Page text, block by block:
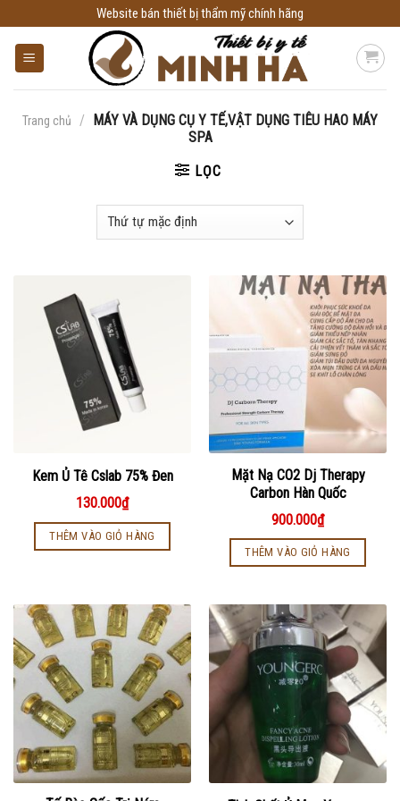
to
content
Website bán thiết bị thẩm mỹ chính hãng
Trang chủ /
MÁY VÀ DỤNG CỤ Y TẾ,VẬT DỤNG TIÊU HAO MÁY
SPA
LỌC
Kem Ủ Tê Cslab 75% Đen
130.000₫
THÊM VÀO GIỎ HÀNG
Mặt Nạ CO2 Dj Therapy
Carbon Hàn Quốc
900.000₫
THÊM VÀO GIỎ HÀNG